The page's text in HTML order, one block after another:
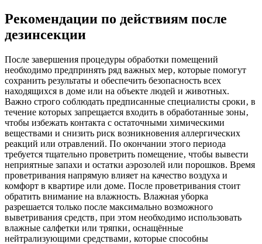
Рекомендации по действиям после
дезинсекции
После завершения процедуры обработки помещений
необходимо предпринять ряд важных мер‚ которые помогут
сохранить результаты и обеспечить безопасность всех
находящихся в доме или на объекте людей и животных.
Важно строго соблюдать предписанные специалисты сроки‚ в
течение которых запрещается входить в обработанные зоны‚
чтобы избежать контакта с остаточными химическими
веществами и снизить риск возникновения аллергических
реакций или отравлений. По окончании этого периода
требуется тщательно проветрить помещение‚ чтобы вывести
неприятные запахи и остатки аэрозолей или порошков. Время
проветривания напрямую влияет на качество воздуха и
комфорт в квартире или доме. После проветривания стоит
обратить внимание на влажность. Влажная уборка
разрешается только после максимально возможного
выветривания средств‚ при этом необходимо использовать
влажные салфетки или тряпки‚ оснащённые
нейтрализующими средствами‚ которые способны